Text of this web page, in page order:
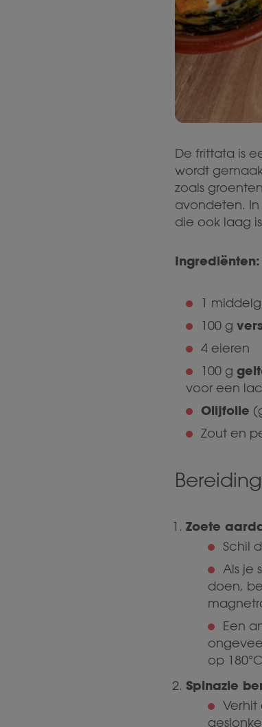
De frittata is
wordt
zoals
avondeten.
die ook laag is
Ingrediënten:
1
100 g
4 eieren
100 g
voor een
Olijfolie
Zout en
Zoete
Schil
Als je
doen,
Een
op
Spinazie